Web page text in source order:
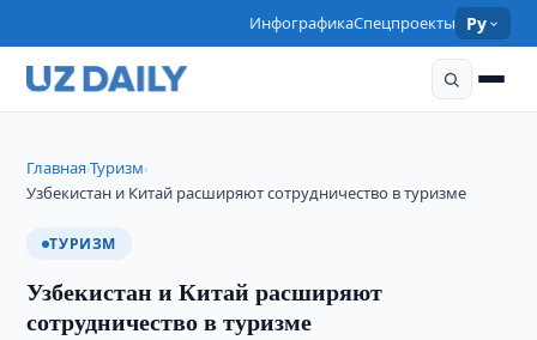
ИнфографикаСпецпроекты Ру
Главная›Туризм›
Узбекистан и Китай расширяют сотрудничество в туризме
ТУРИЗМ
Узбекистан и Китай расширяют
сотрудничество в туризме